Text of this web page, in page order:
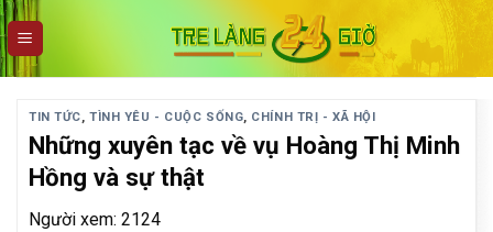
Skip
to
content
TIN TỨC,TÌNH YÊU - CUỘC SỐNG, CHÍNH TRỊ - XÃ HỘI
Những xuyên tạc về vụ Hoàng Thị Minh
Hồng và sự thật
Người xem: 2124